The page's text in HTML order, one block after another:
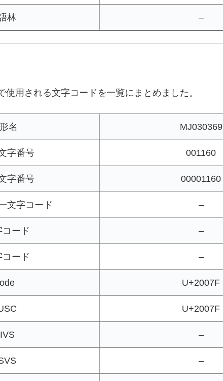
林 –
使用される文字コードを一覧にまとめました。
名 MJ030369
字番号 001160
字番号 00001160
文字コード –
コード –
コード –
U+2007F
U+2007F
–
–